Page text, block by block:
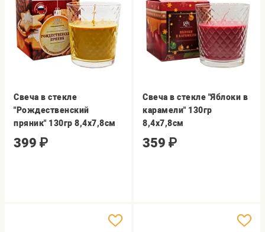
Свеча в стекле
"Рождественский
пряник" 130гр 8,4х7,8см
399 ₽
Свеча в стекле "Яблоки в
карамели" 130гр
8,4х7,8см
359 ₽